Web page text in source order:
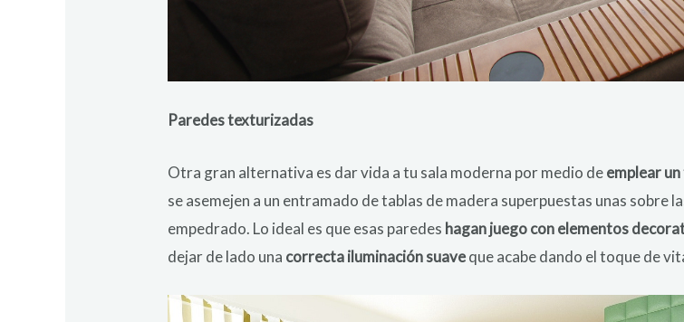
Paredes texturizadas
Otra gran alternativa es dar vida a tu sala moderna por medio deemplear
se asemejen a un entramado de tablas de madera superpuestas unas sobre
empedrado. Lo ideal es que esas paredes hagan juego con elementos
dejar de lado una correcta iluminación suaveque acabe dando el toque de